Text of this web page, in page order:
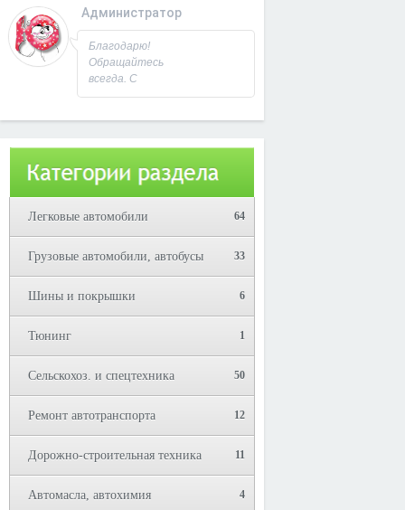
исполнили! Большое
спасибо!
Администратор
22.09.2023 - 09:19
Благодарю!
Обращайтесь
всегда. С
Уважением,
Легковые автомобили 64
Грузовые автомобили, автобусы 33
Шины и покрышки 6
Тюнинг 1
Сельскохоз. и спецтехника 50
Ремонт автотранспорта 12
Дорожно-строительная техника 11
Автомасла, автохимия 4